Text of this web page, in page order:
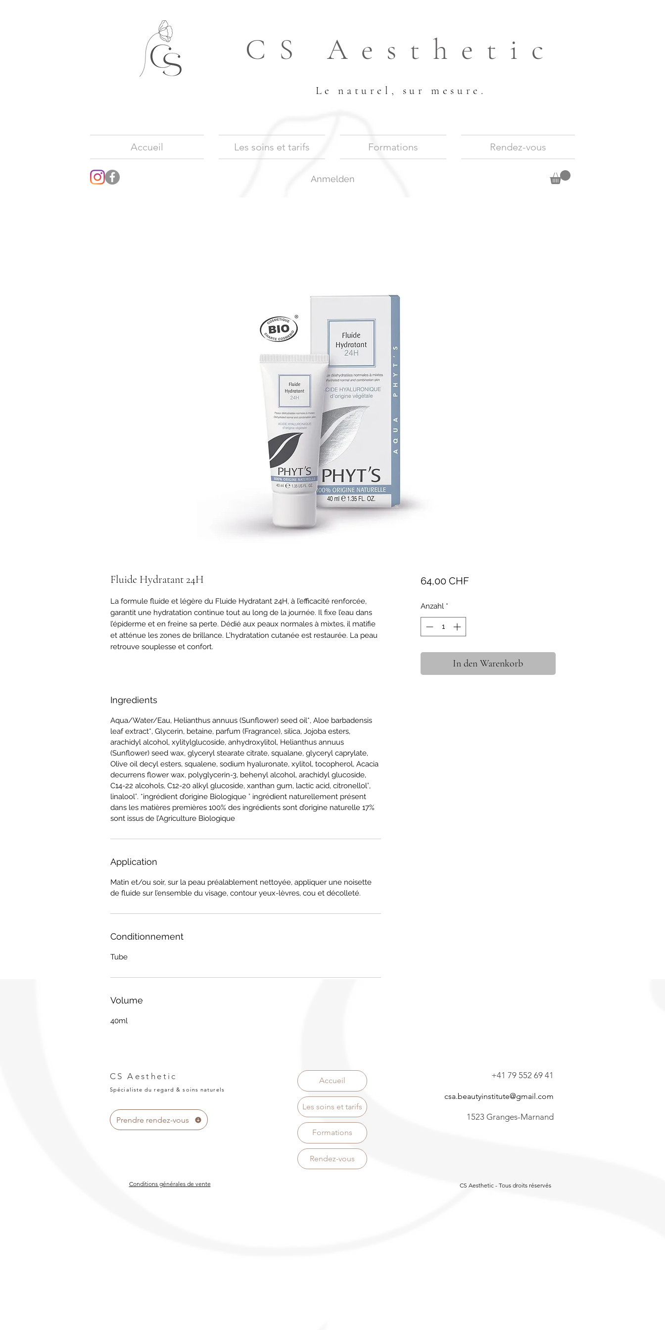
CS Aesthetic
Le naturel, sur mesure.
Accueil Les soins et tarifs Formations Rendez-vous
Anmelden
Fluide Hydratant 24H
La formule fluide et légère du Fluide Hydratant 24H, à l’efficacité renforcée,
garantit une hydratation continue tout au long de la journée. Il fixe l’eau dans
l’épiderme et en freine sa perte. Dédié aux peaux normales à mixtes, il matifie
et atténue les zones de brillance. L’hydratation cutanée est restaurée. La peau
retrouve souplesse et confort.
Ingredients
Aqua/Water/Eau, Helianthus annuus (Sunflower) seed oil*, Aloe barbadensis
leaf extract*, Glycerin, betaine, parfum (Fragrance), silica, Jojoba esters,
arachidyl alcohol, xylitylglucoside, anhydroxylitol, Helianthus annuus
(Sunflower) seed wax, glyceryl stearate citrate, squalane, glyceryl caprylate,
Olive oil decyl esters, squalene, sodium hyaluronate, xylitol, tocopherol, Acacia
decurrens flower wax, polyglycerin-3, behenyl alcohol, arachidyl glucoside,
C14-22 alcohols, C12-20 alkyl glucoside, xanthan gum, lactic acid, citronellol°,
linalool°. *ingrédient d’origine Biologique ° ingrédient naturellement présent
dans les matières premières 100% des ingrédients sont d’origine naturelle 17%
sont issus de l’Agriculture Biologique
Application
Matin et/ou soir, sur la peau préalablement nettoyée, appliquer une noisette
de fluide sur l’ensemble du visage, contour yeux-lèvres, cou et décolleté.
Conditionnement
Tube
Volume
40ml
64,00 CHFPreis
Anzahl *
In den Warenkorb
CS Aesthetic
Spécialiste du regard & soins naturels
+41 79 552 69 41
csa.beautyinstitute@gmail.com
1523 Granges-Marnand
Conditions générales de vente
Prendre rendez-vous
Accueil
Les soins et tarifs
Formations
Rendez-vous
CS Aesthetic - Tous droits réservés